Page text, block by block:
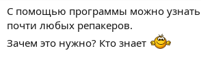
о
д
а
С помощью программы можно узнать
почти любых репакеров.
Зачем это нужно? Кто знает